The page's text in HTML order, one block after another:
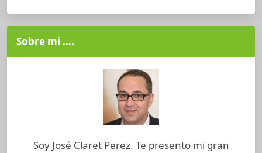
Sobre mi ….
Soy José Claret Perez. Te presento mi gran